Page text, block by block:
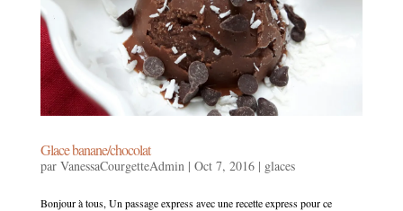
Glace banane/chocolat
par VanessaCourgetteAdmin| Oct 7, 2016| glaces
Bonjour à tous, Un passage express avec une recette express pour ce